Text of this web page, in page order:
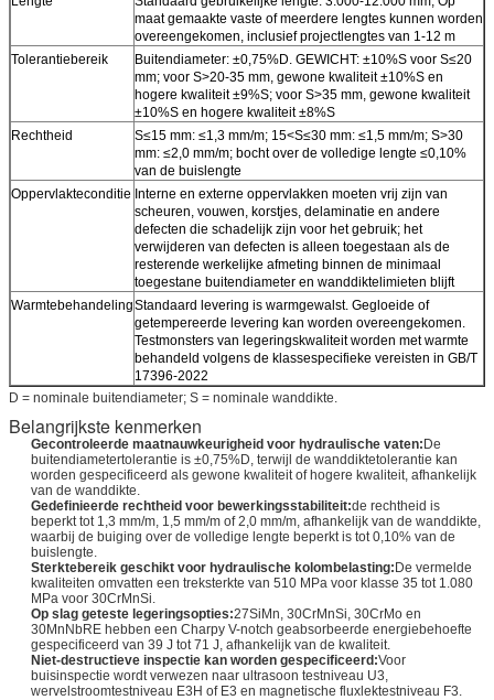
maat gemaakte vaste of meerdere lengtes kunnen worden
overeengekomen, inclusief projectlengtes van 1-12 m
Tolerantiebereik
Buitendiameter: ±0,75%D. GEWICHT: ±10%S voor S≤20
mm; voor S>20-35 mm, gewone kwaliteit ±10%S en
hogere kwaliteit ±9%S; voor S>35 mm, gewone kwaliteit
±10%S en hogere kwaliteit ±8%S
Rechtheid
S≤15 mm: ≤1,3 mm/m; 15<S≤30 mm: ≤1,5 ​​mm/m; S>30
mm: ≤2,0 mm/m; bocht over de volledige lengte ≤0,10%
van de buislengte
Oppervlakteconditie Interne en externe oppervlakken moeten vrij zijn van
scheuren, vouwen, korstjes, delaminatie en andere
defecten die schadelijk zijn voor het gebruik; het
verwijderen van defecten is alleen toegestaan ​​als de
resterende werkelijke afmeting binnen de minimaal
toegestane buitendiameter en wanddiktelimieten blijft
WarmtebehandelingStandaard levering is warmgewalst. Gegloeide of
getempereerde levering kan worden overeengekomen.
Testmonsters van legeringskwaliteit worden met warmte
behandeld volgens de klassespecifieke vereisten in GB/T
17396-2022
D = nominale buitendiameter; S = nominale wanddikte.
Belangrijkste kenmerken
Gecontroleerde maatnauwkeurigheid voor hydraulische vaten:De
buitendiametertolerantie is ±0,75%D, terwijl de wanddiktetolerantie kan
worden gespecificeerd als gewone kwaliteit of hogere kwaliteit, afhankelijk
van de wanddikte.
Gedefinieerde rechtheid voor bewerkingsstabiliteit:de rechtheid is
beperkt tot 1,3 mm/m, 1,5 mm/m of 2,0 mm/m, afhankelijk van de wanddikte,
waarbij de buiging over de volledige lengte beperkt is tot 0,10% van de
buislengte.
Sterktebereik geschikt voor hydraulische kolombelasting:De vermelde
kwaliteiten omvatten een treksterkte van 510 MPa voor klasse 35 tot 1.080
MPa voor 30CrMnSi.
Op slag geteste legeringsopties:27SiMn, 30CrMnSi, 30CrMo en
30MnNbRE hebben een Charpy V-notch geabsorbeerde energiebehoefte
gespecificeerd van 39 J tot 71 J, afhankelijk van de kwaliteit.
Niet-destructieve inspectie kan worden gespecificeerd:Voor
buisinspectie wordt verwezen naar ultrasoon testniveau U3,
wervelstroomtestniveau E3H of E3 en magnetische fluxlektestniveau F3.